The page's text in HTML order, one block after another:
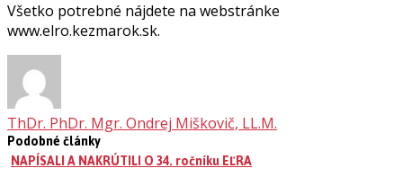
Všetko potrebné nájdete na webstránke
www.elro.kezmarok.sk.
ThDr. PhDr. Mgr. Ondrej Miškovič, LL.M.
Podobné články
NAPÍSALI A NAKRÚTILI O 34. ročníku EĽRA